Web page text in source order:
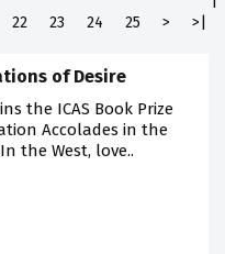
22 23 24 25 > >|
of Desire
the ICAS Book Prize
Accolades in the
the West, love..